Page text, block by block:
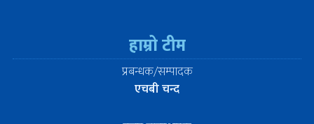
हाम्रो टीम
प्रबन्धक/सम्पादक
एचबी चन्द